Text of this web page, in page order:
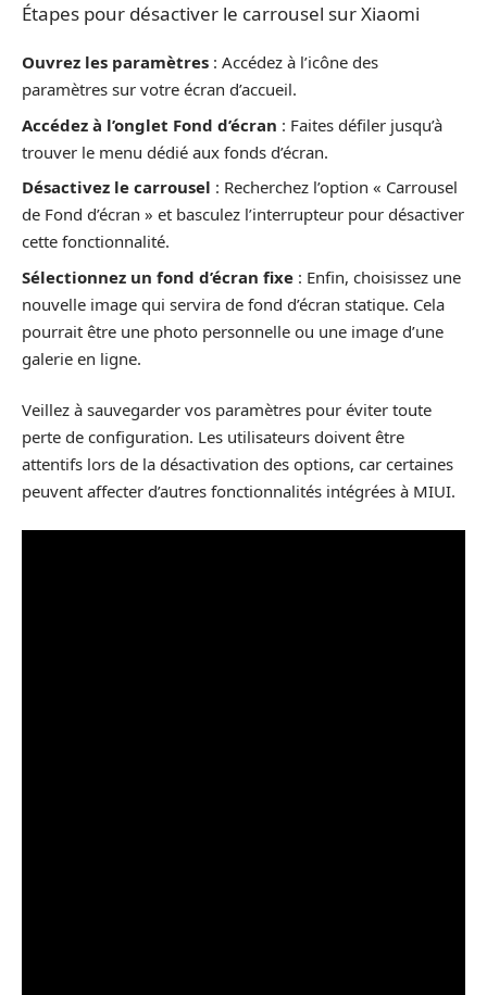
Étapes pour désactiver le carrousel sur Xiaomi
Ouvrez les paramètres : Accédez à l’icône des
paramètres sur votre écran d’accueil.
Accédez à l’onglet Fond d’écran : Faites défiler jusqu’à
trouver le menu dédié aux fonds d’écran.
Désactivez le carrousel : Recherchez l’option « Carrousel
de Fond d’écran » et basculez l’interrupteur pour désactiver
cette fonctionnalité.
Sélectionnez un fond d’écran fixe : Enfin, choisissez une
nouvelle image qui servira de fond d’écran statique. Cela
pourrait être une photo personnelle ou une image d’une
galerie en ligne.
Veillez à sauvegarder vos paramètres pour éviter toute
perte de configuration. Les utilisateurs doivent être
attentifs lors de la désactivation des options, car certaines
peuvent affecter d’autres fonctionnalités intégrées à MIUI.